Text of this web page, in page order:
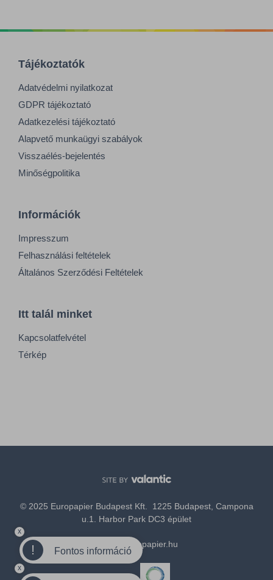
Tájékoztatók
Adatvédelmi nyilatkozat
GDPR tájékoztató
Adatkezelési tájékoztató
Alapvető munkaügyi szabályok
Visszaélés-bejelentés
Minőségpolitika
Információk
Impresszum
Felhasználási feltételek
Általános Szerződési Feltételek
Itt talál minket
Kapcsolatfelvétel
Térkép
© 2025 Europapier Budapest Kft. 1225 Budapest, Campona
u.1. Harbor Park DC3 épület
office@europapier.hu
! Fontos információ
x
x